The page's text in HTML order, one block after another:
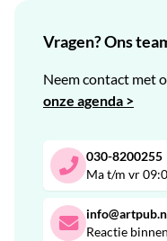
Vragen? Ons
Neem contact met
onze agenda >
030-8200255
Ma t/m vr
Reactie